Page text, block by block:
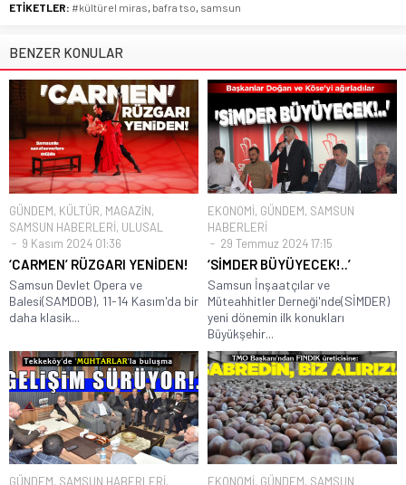
ETİKETLER: #kültürel miras, bafra tso, samsun
BENZER KONULAR
GÜNDEM, KÜLTÜR, MAGAZİN,
SAMSUN HABERLERİ, ULUSAL
9 Kasım 2024 01:36
‘CARMEN’ RÜZGARI YENİDEN!
Samsun Devlet Opera ve
Balesi(SAMDOB), 11-14 Kasım'da bir
daha klasik...
EKONOMİ, GÜNDEM, SAMSUN
HABERLERİ
29 Temmuz 2024 17:15
‘SİMDER BÜYÜYECEK!..’
Samsun İnşaatçılar ve
Müteahhitler Derneği'nde(SİMDER)
yeni dönemin ilk konukları
Büyükşehir...
GÜNDEM, SAMSUN HABERLERİ, EKONOMİ, GÜNDEM, SAMSUN